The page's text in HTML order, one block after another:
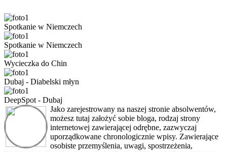
Spotkanie w Niemczech
Spotkanie w Niemczech
Wycieczka do Chin
Dubaj - Diabelski młyn
DeepSpot - Dubaj
Jako zarejestrowany na naszej stronie absolwentów,
możesz tutaj założyć sobie bloga, rodzaj strony
internetowej zawierającej odrębne, zazwyczaj
uporządkowane chronologicznie wpisy. Zawierające
osobiste przemyślenia, uwagi, spostrzeżenia,